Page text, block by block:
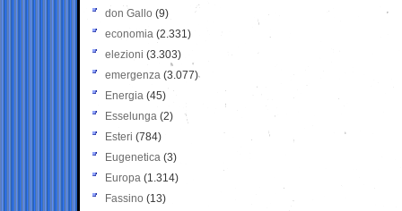
don Gallo (9)
economia (2.331)
elezioni (3.303)
emergenza (3.077)
Energia (45)
Esselunga (2)
Esteri (784)
Eugenetica (3)
Europa (1.314)
Fassino (13)